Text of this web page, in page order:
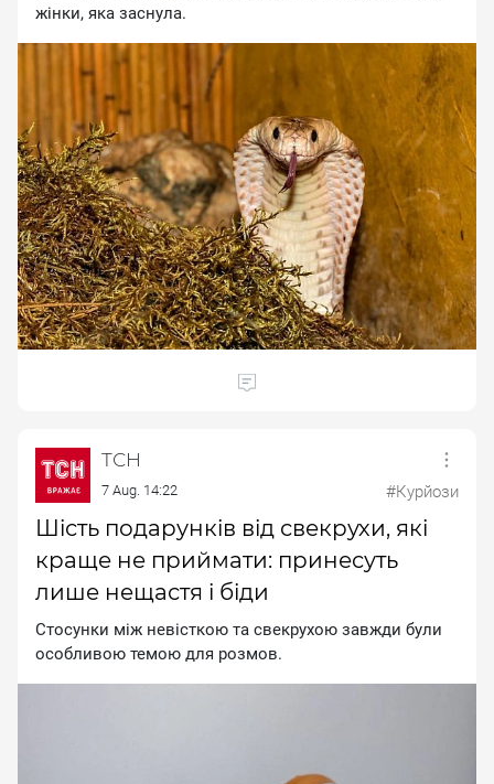
жінки, яка заснула.
ТСН
7 Aug. 14:22 #Курйози
Шість подарунків від свекрухи, які
краще не приймати: принесуть
лише нещастя і біди
Стосунки між невісткою та свекрухою завжди були
особливою темою для розмов.